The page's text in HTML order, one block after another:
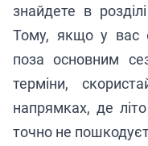
знайдете в розділі
Тому, якщо у вас
поза основним
терміни,
напрямках, де
точно не